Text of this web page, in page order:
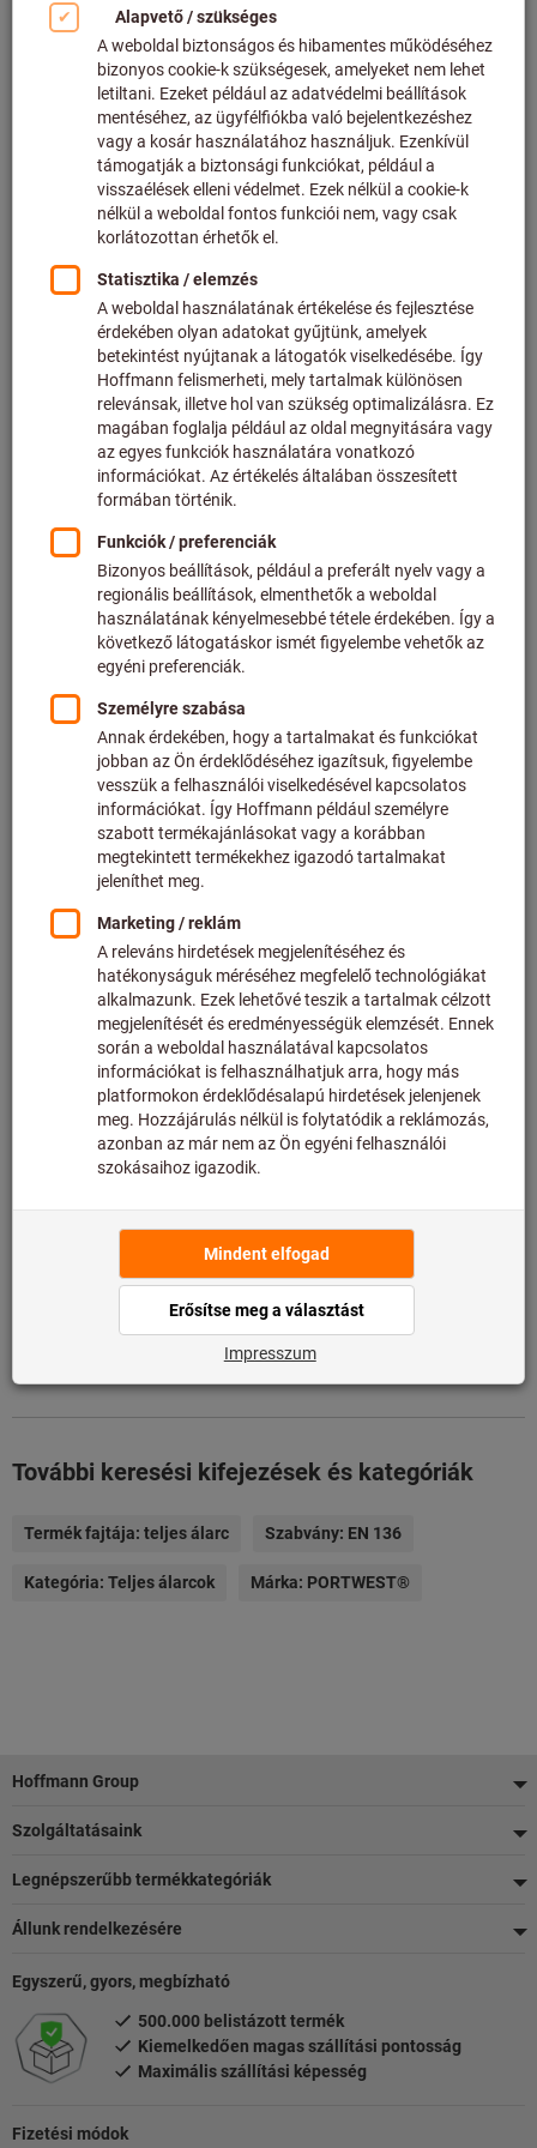
Kattintson a kép nagyításához
Ár / 1 Darab
plusz az aktuális ÁFA. Árak plusz szállítási költségek
Egyedi árak az üzleti ügyfelek számára abejelentkezés
A kosárba
Várható szállítási idő: 1-2 hét
Kérjük, vegye figyelembe a szállítási időt és a
korlátozott tanácsadást:
Ezt a terméket közvetlenül a gyártótól rendeljük meg
Önnek, mivel nem része a fő kínálatunknak, és nem
tartjuk raktáron. Info
Hozzáadás a kívánságlistához Cikk megosztása
Termékadatok
Összehasonlítás hasonló termékekkel
További keresési kifejezések és kategóriák
Termék fajtája: teljes álarc Szabvány: EN 136
Kategória: Teljes álarcok Márka: PORTWEST®
Lábléc
Hoffmann Group
Szolgáltatásaink
Legnépszerűbb termékkategóriák
Állunk rendelkezésére
Fizetési módok
Egyszerű, gyors, megbízható
500.000 belistázott termék
Kiemelkedően magas szállítási pontosság
Maximális szállítási képesség